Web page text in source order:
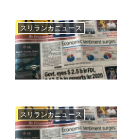
スリランカニュース
スリランカニュース